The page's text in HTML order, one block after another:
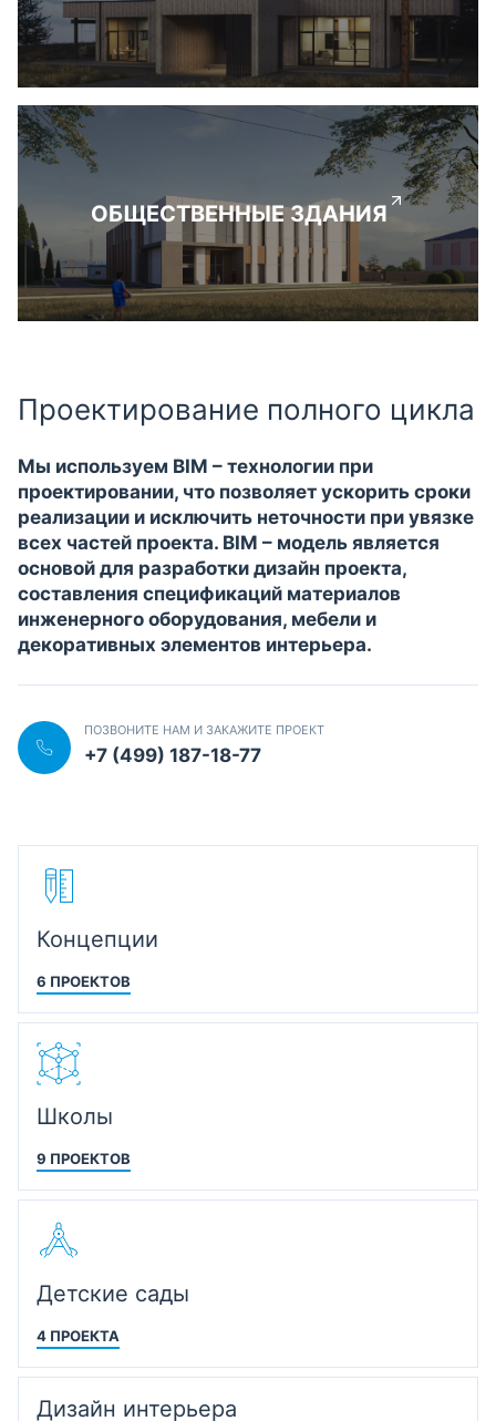
ОБЩЕСТВЕННЫЕ ЗДАНИЯ
Проектирование полного цикла
Мы используем BIM – технологии при
проектировании, что позволяет ускорить сроки
реализации и исключить неточности при увязке
всех частей проекта. BIM – модель является
основой для разработки дизайн проекта,
составления спецификаций материалов
инженерного оборудования, мебели и
декоративных элементов интерьера.
ПОЗВОНИТЕ НАМ И ЗАКАЖИТЕ ПРОЕКТ
+7 (499) 187-18-77
Концепции
6 ПРОЕКТОВ
Школы
9 ПРОЕКТОВ
Детские сады
4 ПРОЕКТА
Дизайн интерьера